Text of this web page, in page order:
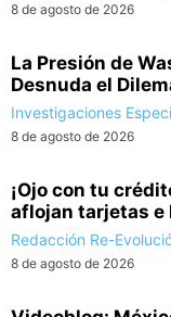
8 de agosto de 2026
La Presión de
Desnuda el
Investigaciones
8 de agosto de 2026
¡Ojo con tu
aflojan tarjetas e
Redacción Re-
8 de agosto de 2026